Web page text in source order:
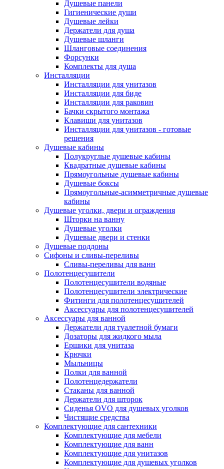
Душевые панели
Гигиенические души
Душевые лейки
Держатели для душа
Душевые шланги
Шланговые соединения
Форсунки
Комплекты для душа
Инсталляции
Инсталляции для унитазов
Инсталляции для биде
Инсталляции для раковин
Бачки скрытого монтажа
Клавиши для унитазов
Инсталляции для унитазов - готовые
решения
Душевые кабины
Полукруглые душевые кабины
Квадратные душевые кабины
Прямоугольные душевые кабины
Душевые боксы
Прямоугольные-асимметричные душевые
кабины
Душевые уголки, двери и ограждения
Шторки на ванну
Душевые уголки
Душевые двери и стенки
Душевые поддоны
Сифоны и сливы-переливы
Сливы-переливы для ванн
Полотенцесушители
Полотенцесушители водяные
Полотенцесушители электрические
Фитинги для полотенцесушителей
Аксессуары для полотенцесушителей
Аксессуары для ванной
Держатели для туалетной бумаги
Дозаторы для жидкого мыла
Ершики для унитаза
Крючки
Мыльницы
Полки для ванной
Полотенцедержатели
Стаканы для ванной
Держатели для шторок
Сиденья OVO для душевых уголков
Чистящие средства
Комплектующие для сантехники
Комплектующие для мебели
Комплектующие для ванн
Комплектующие для унитазов
Комплектующие для душевых уголков